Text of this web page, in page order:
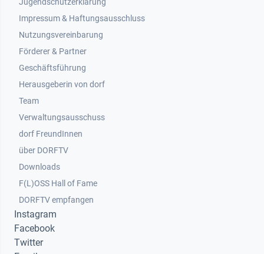
Impressum & Haftungsausschluss
Nutzungsvereinbarung
Footer 2
Förderer & Partner
Geschäftsführung
Herausgeberin von dorf
Team
Verwaltungsausschuss
dorf FreundInnen
Footer 3
über DORFTV
Downloads
F(L)OSS Hall of Fame
Footer 4
DORFTV empfangen
Instagram
Facebook
Twitter